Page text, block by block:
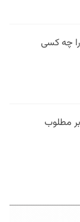
فیلتر در وقت اضافه؛ فوتبال ۳۶۰ را چه کسی
مطلوب